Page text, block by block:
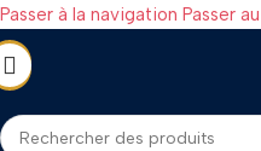
Passer à la navigation Passer